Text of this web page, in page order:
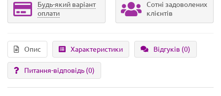
Будь-який варіант
оплати
Сотні задоволених
клієнтів
Опис Характеристики Відгуків (0)
Питання-відповідь (0)